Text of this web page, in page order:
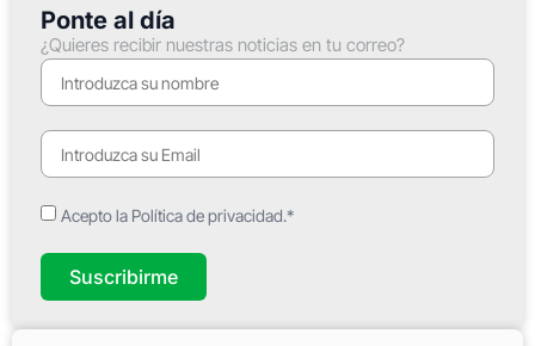
Ponte al día
¿Quieres recibir nuestras noticias en tu correo?
Acepto la Política de privacidad.*
Suscribirme